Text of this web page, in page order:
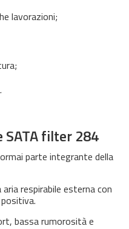
lavorazioni;
SATA filter 284
parte integrante della
respirabile esterna con
bassa rumorosità e